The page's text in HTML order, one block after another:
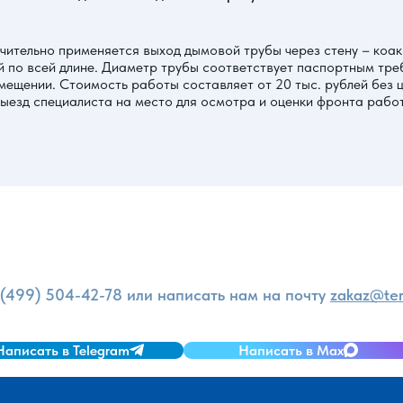
применяется выход дымовой трубы через стену –
всей длине. Диаметр трубы соответствует паспортным
Стоимость работы составляет от 20 тыс. рублей
специалиста на место для осмотра и оценки фронта
504-42-78 или написать нам на почту
в Telegram Написать в Max